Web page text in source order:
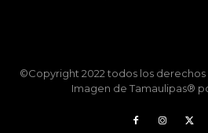
©Copyright 2022 todos los derechos
Imagen de Tamaulipas®